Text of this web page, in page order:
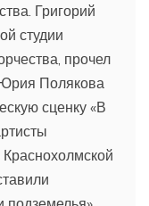
Григорий
студии
прочел
Полякова
сценку «В